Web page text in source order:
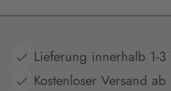
Lieferung innerhalb 1-3
Kostenloser Versand